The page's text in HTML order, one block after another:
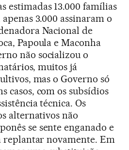
estimadas 13.000 famílias
3.000 assinaram o
Nacional de
Papoula e Maconha
não socializou o
muitos já
mas o Governo só
casos, com os subsídios
técnica. Os
alternativos não
se sente enganado e
replantar novamente. Em